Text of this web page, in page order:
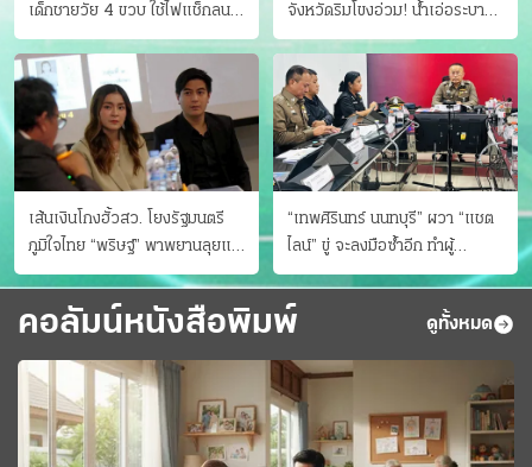
เด็กชายวัย 4 ขวบ ใช้ไฟแช็กลน
บาดเจ็บ
จังหวัดริมโขงอ่วม! นํ้าเอ่อระบาย
ไม่ทัน แม่ปิงทะลักล้น
เส้นเงินโกงฮั้วสว. โยงรัฐมนตรี
ภูมิใจไทย “พริษฐ์” พาพยานลุยแฉ
มีโอนให้คนกกต.ด้วย
“เทพศิรินทร์ นนทบุรี” ผวา “แชต
ไลน์” ขู่ จะลงมือซ้ำอีก ทําผู้
ปกครองแตกตื่นแจ้งตำรวจ
คอลัมน์หนังสือพิมพ์ ดูทั้งหมด